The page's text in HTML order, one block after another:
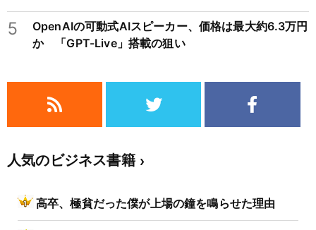
5
OpenAIの可動式AIスピーカー、価格は最大約6.3万円
か 「GPT-Live」搭載の狙い
人気のビジネス書籍
高卒、極貧だった僕が上場の鐘を鳴らせた理由